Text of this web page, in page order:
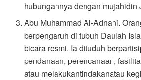
hubungannya dengan mujahidin
Abu Muhammad Al-Adnani.
berpengaruh di tubuh Daulah
bicara resmi. Ia dituduh
pendanaan, perencanaan,
atau melakukantindakanatau